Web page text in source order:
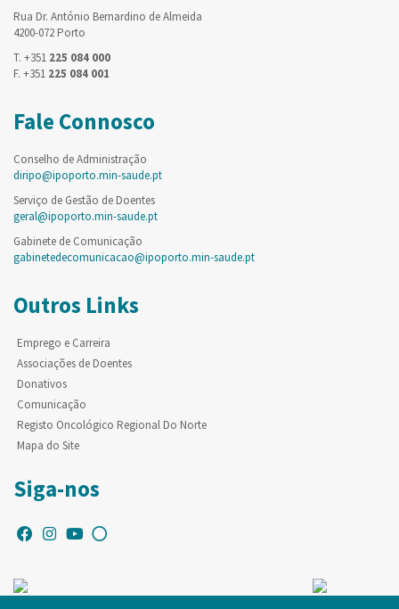
Rua Dr. António Bernardino de Almeida
4200-072 Porto
T. +351 225 084 000
F. +351 225 084 001
Fale Connosco
Conselho de Administração
diripo@ipoporto.min-saude.pt
Serviço de Gestão de Doentes
geral@ipoporto.min-saude.pt
Gabinete de Comunicação
gabinetedecomunicacao@ipoporto.min-saude.pt
Outros Links
Emprego e Carreira
Associações de Doentes
Donativos
Comunicação
Registo Oncológico Regional Do Norte
Mapa do Site
Siga-nos